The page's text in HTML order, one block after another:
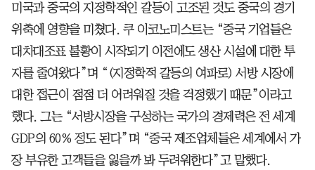
미국과 중국의 지정학적인 갈등이 고조된 것도 중국의 경기
위축에 영향을 미쳤다. 쿠 이코노미스트는 “중국 기업들은
대차대조표 불황이 시작되기 이전에도 생산 시설에 대한 투
자를 줄여왔다”며 “(지정학적 갈등의 여파로) 서방 시장에
대한 접근이 점점 더 어려워질 것을 걱정했기 때문”이라고
했다. 그는 “서방시장을 구성하는 국가의 경제력은 전 세계
GDP의 60% 정도 된다”며 “중국 제조업체들은 세계에서 가
장 부유한 고객들을 잃을까 봐 두려워한다”고 말했다.